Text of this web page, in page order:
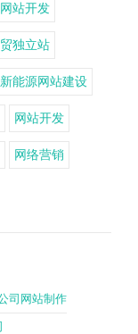
站开发
独立站
新能源网站建设
网站开发
网络营销
司网站制作